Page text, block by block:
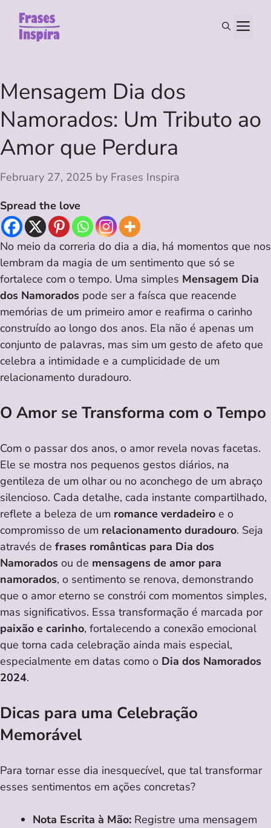
content
Mensagem Dia dos
Namorados: Um Tributo ao
Amor que Perdura
February 27, 2025 by Frases Inspira
Spread the love
No meio da correria do dia a dia, há momentos que nos
lembram da magia de um sentimento que só se
fortalece com o tempo. Uma simples Mensagem Dia
dos Namorados pode ser a faísca que reacende
memórias de um primeiro amor e reafirma o carinho
construído ao longo dos anos. Ela não é apenas um
conjunto de palavras, mas sim um gesto de afeto que
celebra a intimidade e a cumplicidade de um
relacionamento duradouro.
O Amor se Transforma com o Tempo
Com o passar dos anos, o amor revela novas facetas.
Ele se mostra nos pequenos gestos diários, na
gentileza de um olhar ou no aconchego de um abraço
silencioso. Cada detalhe, cada instante compartilhado,
reflete a beleza de um romance verdadeiro e o
compromisso de um relacionamento duradouro. Seja
através de frases românticas para Dia dos
Namorados ou de mensagens de amor para
namorados, o sentimento se renova, demonstrando
que o amor eterno se constrói com momentos simples,
mas significativos. Essa transformação é marcada por
paixão e carinho, fortalecendo a conexão emocional
que torna cada celebração ainda mais especial,
especialmente em datas como o Dia dos Namorados
2024.
Dicas para uma Celebração
Memorável
Para tornar esse dia inesquecível, que tal transformar
esses sentimentos em ações concretas?
Nota Escrita à Mão: Registre uma mensagem